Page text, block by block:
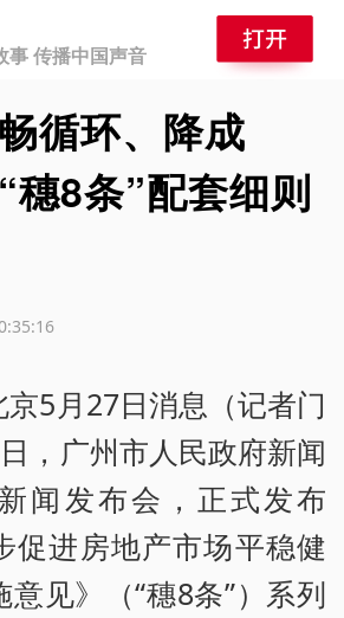
事 传播中国声音
循环、降成
穗8条”配套细则
5月27日消息（记者门
，广州市人民政府新闻
闻发布会，正式发布
促进房地产市场平稳健
见》（“穗8条”）系列